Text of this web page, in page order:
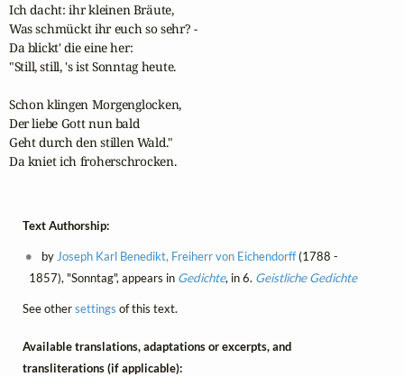
Ich dacht: ihr kleinen Bräute,
Was schmückt ihr euch so sehr? -
Da blickt' die eine her:
"Still, still, 's ist Sonntag heute.
Schon klingen Morgenglocken,
Der liebe Gott nun bald
Geht durch den stillen Wald."
Da kniet ich froherschrocken.
Text Authorship:
by Joseph Karl Benedikt, Freiherr von Eichendorff(1788 -
1857), "Sonntag", appears in Gedichte, in 6. Geistliche Gedichte
See othersettings of this text.
Available translations, adaptations or excerpts, and
transliterations (if applicable):